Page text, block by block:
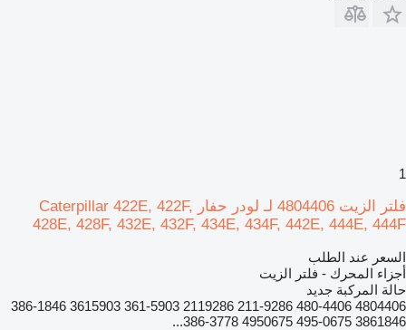
1
فلتر الزيت 4804406 لـ لودر حفار Caterpillar 422E, 422F,
428E, 428F, 432E, 432F, 434E, 434F, 442E, 444E, 444F
السعر عند الطلب
أجزاء المحرك - فلتر الزيت
حالة المركبة جديد
4804406 480-4406 211-9286 2119286 361-5903 3615903 386-1846
3861846 495-0675 4950675 386-3778...